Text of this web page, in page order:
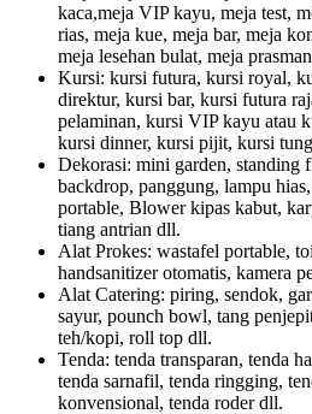
kaca,meja VIP kayu, meja test,
rias, meja kue, meja bar, meja
meja lesehan bulat, meja
Kursi: kursi futura, kursi royal,
direktur, kursi bar, kursi futura
pelaminan, kursi VIP kayu atau
kursi dinner, kursi pijit, kursi
Dekorasi: mini garden, standing
backdrop, panggung, lampu
portable, Blower kipas kabut,
tiang antrian dll.
Alat Prokes: wastafel portable,
handsanitizer otomatis, kamera
Alat Catering: piring, sendok,
sayur, pounch bowl, tang
teh/kopi, roll top dll.
Tenda: tenda transparan, tenda
tenda sarnafil, tenda ringging,
konvensional, tenda roder dll.